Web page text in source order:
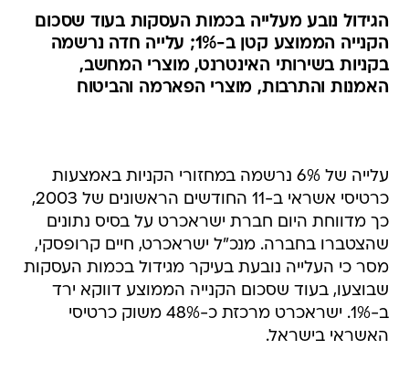
הגידול נובע מעלייה בכמות העסקות בעוד שסכום
הקנייה הממוצע קטן ב-1%; עלייה חדה נרשמה
בקניות בשירותי האינטרנט, מוצרי המחשב,
האמנות והתרבות, מוצרי הפארמה והביטוח
עלייה של 6% נרשמה במחזורי הקניות באמצעות
כרטיסי אשראי ב-11 החודשים הראשונים של 2003,
כך מדווחת היום חברת ישראכרט על בסיס נתונים
שהצטברו בחברה. מנכ"ל ישראכרט, חיים קרופסקי,
מסר כי העלייה נובעת בעיקר מגידול בכמות העסקות
שבוצעו, בעוד שסכום הקנייה הממוצע דווקא ירד
ב-1%. ישראכרט מרכזת כ-48% משוק כרטיסי
האשראי בישראל.